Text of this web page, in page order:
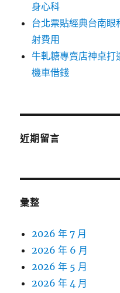
身心科
台北票貼經典台南眼
射費用
牛軋糖專賣店神桌打
機車借錢
近期留言
彙整
2026 年 7 月
2026 年 6 月
2026 年 5 月
2026 年 4 月